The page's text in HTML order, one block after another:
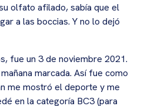
olfato afilado, sabía que el
a las boccias. Y no lo dejó
fue un 3 de noviembre 2021.
marcada. Así fue como
me mostró el deporte y me
en la categoría BC3 (para